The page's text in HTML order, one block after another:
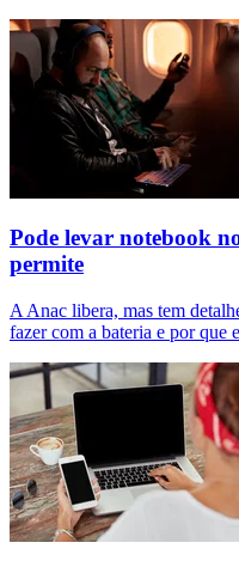
Pode levar notebook
permite
A Anac libera, mas tem
fazer com a bateria e por que